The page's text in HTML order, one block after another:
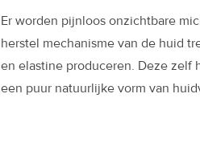
Er worden pijnloos onzichtbare
herstel mechanisme van de huid
en elastine produceren. Deze zelf
een puur natuurlijke vorm van